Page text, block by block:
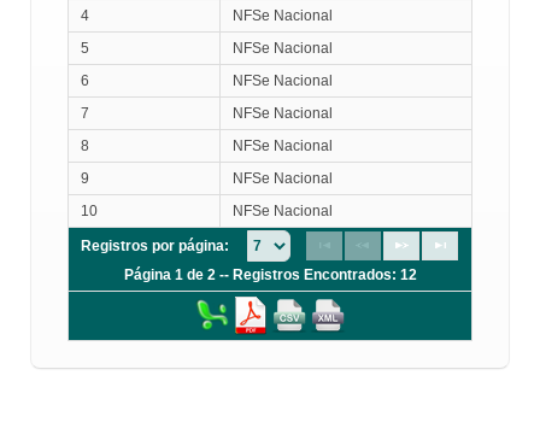
Série
4
NFSe Nacional
5
NFSe Nacional
6
NFSe Nacional
7
NFSe Nacional
8
NFSe Nacional
9
NFSe Nacional
10
NFSe Nacional
Registros por página:
Página 1 de 2 -- Registros Encontrados: 12